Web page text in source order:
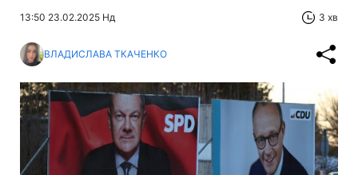
13:50 23.02.2025 Нд 3 хв
ВЛАДИСЛАВА ТКАЧЕНКО